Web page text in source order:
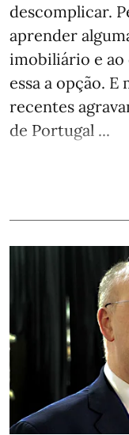
descomplicar.
aprender
imobiliário e
essa a opção.
recentes
de Portugal ...